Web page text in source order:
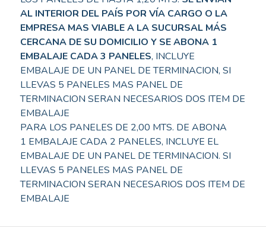
AL INTERIOR DEL PAÍS POR VÍA CARGO O LA
EMPRESA MAS VIABLE A LA SUCURSAL MÁS
CERCANA DE SU DOMICILIO Y SE ABONA 1
EMBALAJE CADA 3 PANELES, INCLUYE
EMBALAJE DE UN PANEL DE TERMINACION, SI
LLEVAS 5 PANELES MAS PANEL DE
TERMINACION SERAN NECESARIOS DOS ITEM DE
EMBALAJE
PARA LOS PANELES DE 2,00 MTS. DE ABONA
1 EMBALAJE CADA 2 PANELES, INCLUYE EL
EMBALAJE DE UN PANEL DE TERMINACION. SI
LLEVAS 5 PANELES MAS PANEL DE
TERMINACION SERAN NECESARIOS DOS ITEM DE
EMBALAJE